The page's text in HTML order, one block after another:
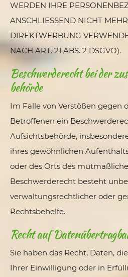
WERDEN IHRE
ANSCHLIESSEND NICHT
DIREKTWERBUNG
NACH ART. 21 ABS. 2 DSGVO).
Beschwerde­recht bei der
behörde
Im Falle von Verstößen gegen
Betroffenen ein
Aufsichtsbehörde,
ihres gewöhnlichen
oder des Orts des
Beschwerderecht besteht
verwaltungsrechtlicher oder
Rechtsbehelfe.
Recht auf
Sie haben das Recht, Daten,
Ihrer Einwilligung oder in